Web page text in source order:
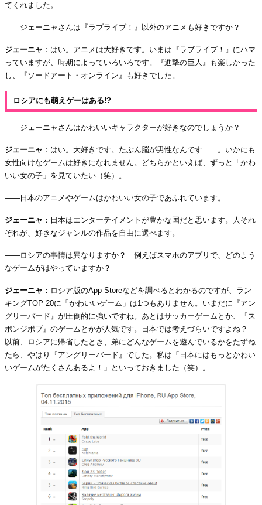
てくれました。
――ジェーニャさんは『ラブライブ！』以外のアニメも好きですか？
ジェーニャ ：はい。アニメは大好きです。いまは『ラブライブ！』にハマ
っていますが、時期によっていろいろです。『進撃の巨人』も楽しかった
し、『ソードアート・オンライン』も好きでした。
ロシアにも萌えゲーはある!?
――ジェーニャさんはかわいいキャラクターが好きなのでしょうか？
ジェーニャ ：はい。大好きです。たぶん脳が男性なんです……。いかにも
女性向けなゲームは好きになれません。どちらかといえば、ずっと「かわ
いい女の子」を見ていたい（笑）。
――日本のアニメやゲームはかわいい女の子であふれています。
ジェーニャ ：日本はエンターテイメントが豊かな国だと思います。人それ
ぞれが、好きなジャンルの作品を自由に選べます。
――ロシアの事情は異なりますか？ 例えばスマホのアプリで、どのよう
なゲームがはやっていますか？
ジェーニャ ：ロシア版のApp Storeなどを調べるとわかるのですが、ラン
キングTOP 20に「かわいいゲーム」は1つもありません。いまだに『アン
グリーバード』が圧倒的に強いですね。あとはサッカーゲームとか、『ス
ポンジボブ』のゲームとかが人気です。日本では考えづらいですよね？
以前、ロシアに帰省したとき、弟にどんなゲームを遊んでいるかをたずね
たら、やはり『アングリーバード』でした。私は「日本にはもっとかわい
いゲームがたくさんあるよ！」といっておきました（笑）。